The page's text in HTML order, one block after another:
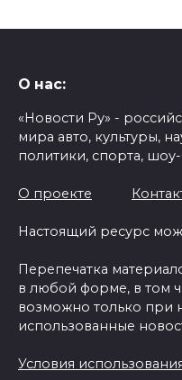
О нас:
«Новости Ру» -
мира авто, культуры,
политики, спорта,
О проекте
Настоящий ресурс
Перепечатка
в любой форме, в том
возможно только при
использованные
Условия